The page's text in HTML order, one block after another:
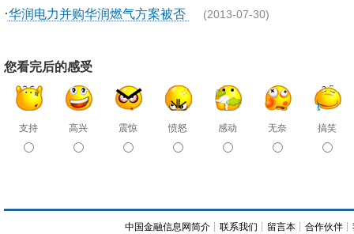
·华润电力并购华润燃气方案被否 (2013-07-30)
您看完后的感受
支持 高兴 震惊 愤怒 感动 无奈 搞笑
中国金融信息网简介 ┊联系我们 ┊ 留言本 ┊合作伙伴 ┊